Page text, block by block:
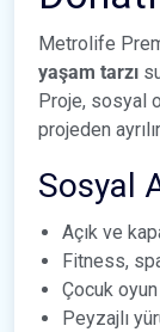
Metrolife
yaşam tarzı
Proje, sosyal
projeden
Sosyal
Açık ve
Fitness,
Çocuk oyun
Peyzajlı